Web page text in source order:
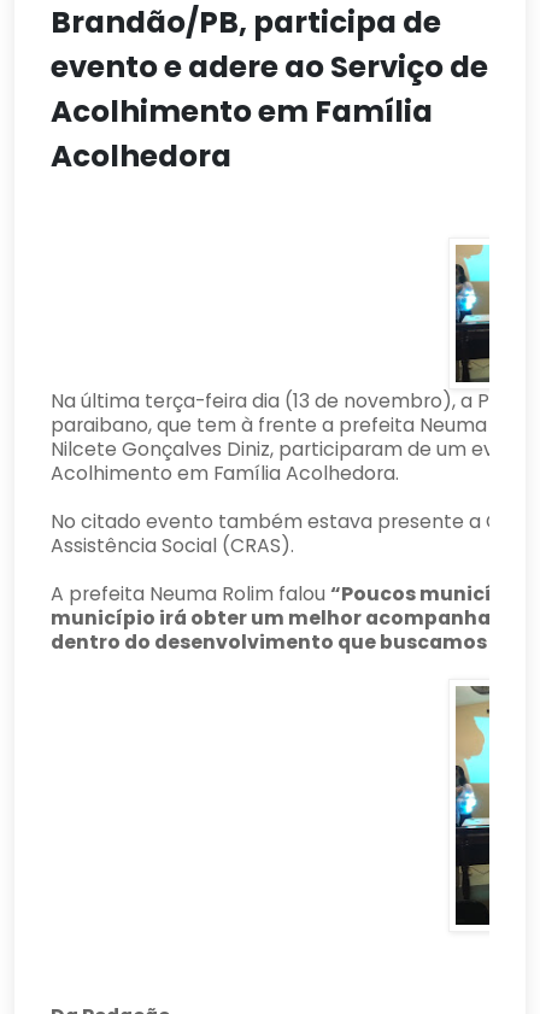
Brandão/PB, participa de
evento e adere ao Serviço de
Acolhimento em Família
Acolhedora
Na última terça-feira dia (13 de novembro), a
paraibano, que tem à frente a prefeita Neuma
Nilcete Gonçalves Diniz, participaram de um
Acolhimento em Família Acolhedora.
No citado evento também estava presente a
Assistência Social (CRAS).
A prefeita Neuma Rolim falou “Poucos municípios
município irá obter um melhor
dentro do desenvolvimento que buscamos